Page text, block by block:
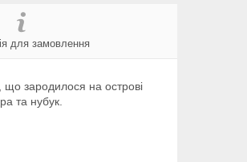
для замовлення
що зародилося на острові
та нубук.